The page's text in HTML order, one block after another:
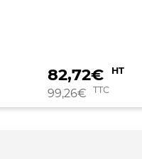
82,72€ HT
99,26€ TTC